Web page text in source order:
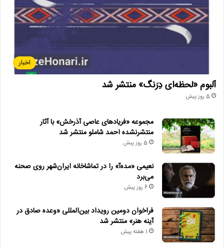
اخبار
آلبوم «لحظه‌ای دِرَنگ» منتشر شد
5 روز پیش
مجموعه «فریادهای عاصی آذرخش» با آثار
منتشرنشده احمد شاملو منتشر شد
5 روز پیش
نعیمی «مده‌آ» را در تماشاخانه ایران‌شهر روی صحنه
می‌برد
6 روز پیش
فراخوان دومین رویداد بین‌المللی «وعده صادق در
آینه هنر» منتشر شد
1 هفته پیش